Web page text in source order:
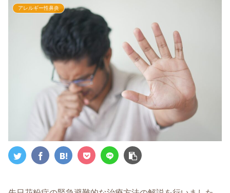
アレルギー性鼻炎